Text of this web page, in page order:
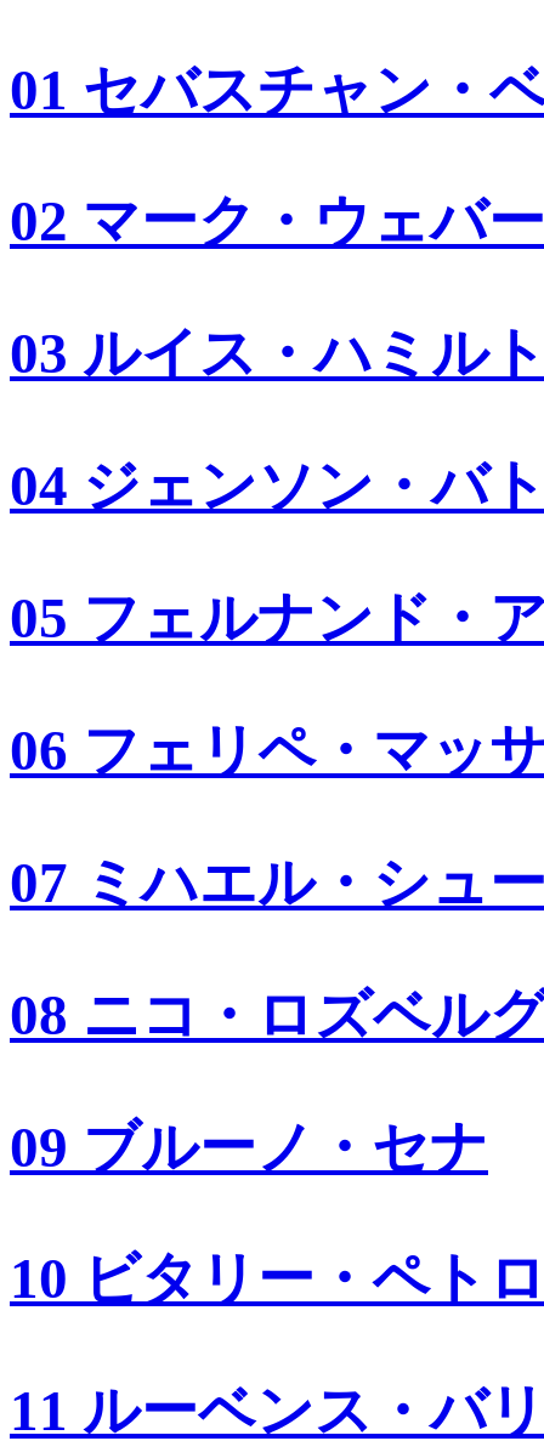
01 セバスチャン・
02 マーク・ウェバー
03 ルイス・ハミル
04 ジェンソン・バ
05 フェルナンド・
06 フェリペ・マッ
07 ミハエル・シュ
08 ニコ・ロズベル
09 ブルーノ・セナ
10 ビタリー・ペト
11 ルーベンス・バ